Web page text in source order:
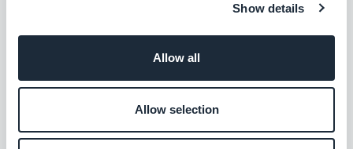
Show details
Allow all
Allow selection
Stärken Sie Ihre App mit KI
Instagram for Business